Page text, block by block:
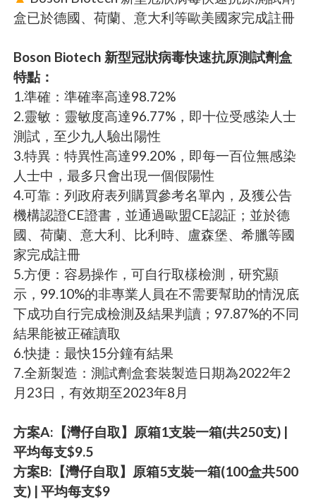
盒已於德國、荷蘭、意大利等歐美國家完成註冊
Boson Biotech 新型冠狀病毒快速抗原測試劑盒
特點：
1.準確：準確率高達98.72%
2.靈敏：靈敏度高達96.77%，即十位受感染人士
測試，至少九人驗出陽性
3.特異：特異性高達99.20%，即每一百位無感染
人士中，最多只會出現一個假陽性
4.可靠：列政府表列購買參考名單內，及獲公告
機構認證CE證書，並通過歐盟CE認証；並於德
國、荷蘭、意大利、比利時、盧森堡、希臘等國
家完成註冊
5.方便：容易操作，可自行取樣檢測，研究顯
示，99.10%的非專業人員在不需要幫助的情況底
下成功自行完成檢測及結果判讀；97.87%的不同
結果能被正確讀取
6.快捷：最快15分鐘有結果
7.全新製造：測試劑盒套裝製造日期為2022年2
月23日，有效期至2023年8月
方案A:【灣仔自取】原箱1支裝一箱(共250支) |
平均每支$9.5
方案B:【灣仔自取】原箱5支裝一箱(100盒共500
支) | 平均每支$9